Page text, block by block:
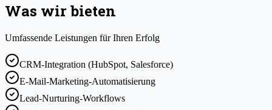
Was wir bieten
Umfassende Leistungen für Ihren Erfolg
CRM-Integration (HubSpot, Salesforce)
E-Mail-Marketing-Automatisierung
Lead-Nurturing-Workflows